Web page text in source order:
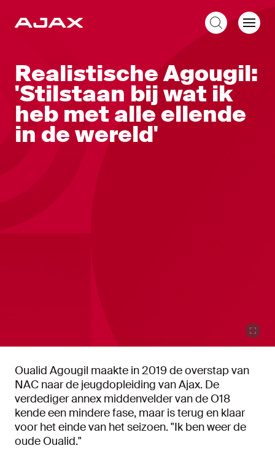
Realistische Agougil:
'Stilstaan bij wat ik
heb met alle ellende
in de wereld'
Oualid Agougil maakte in 2019 de overstap van
NAC naar de jeugdopleiding van Ajax. De
verdediger annex middenvelder van de O18
kende een mindere fase, maar is terug en klaar
voor het einde van het seizoen. "Ik ben weer de
oude Oualid."